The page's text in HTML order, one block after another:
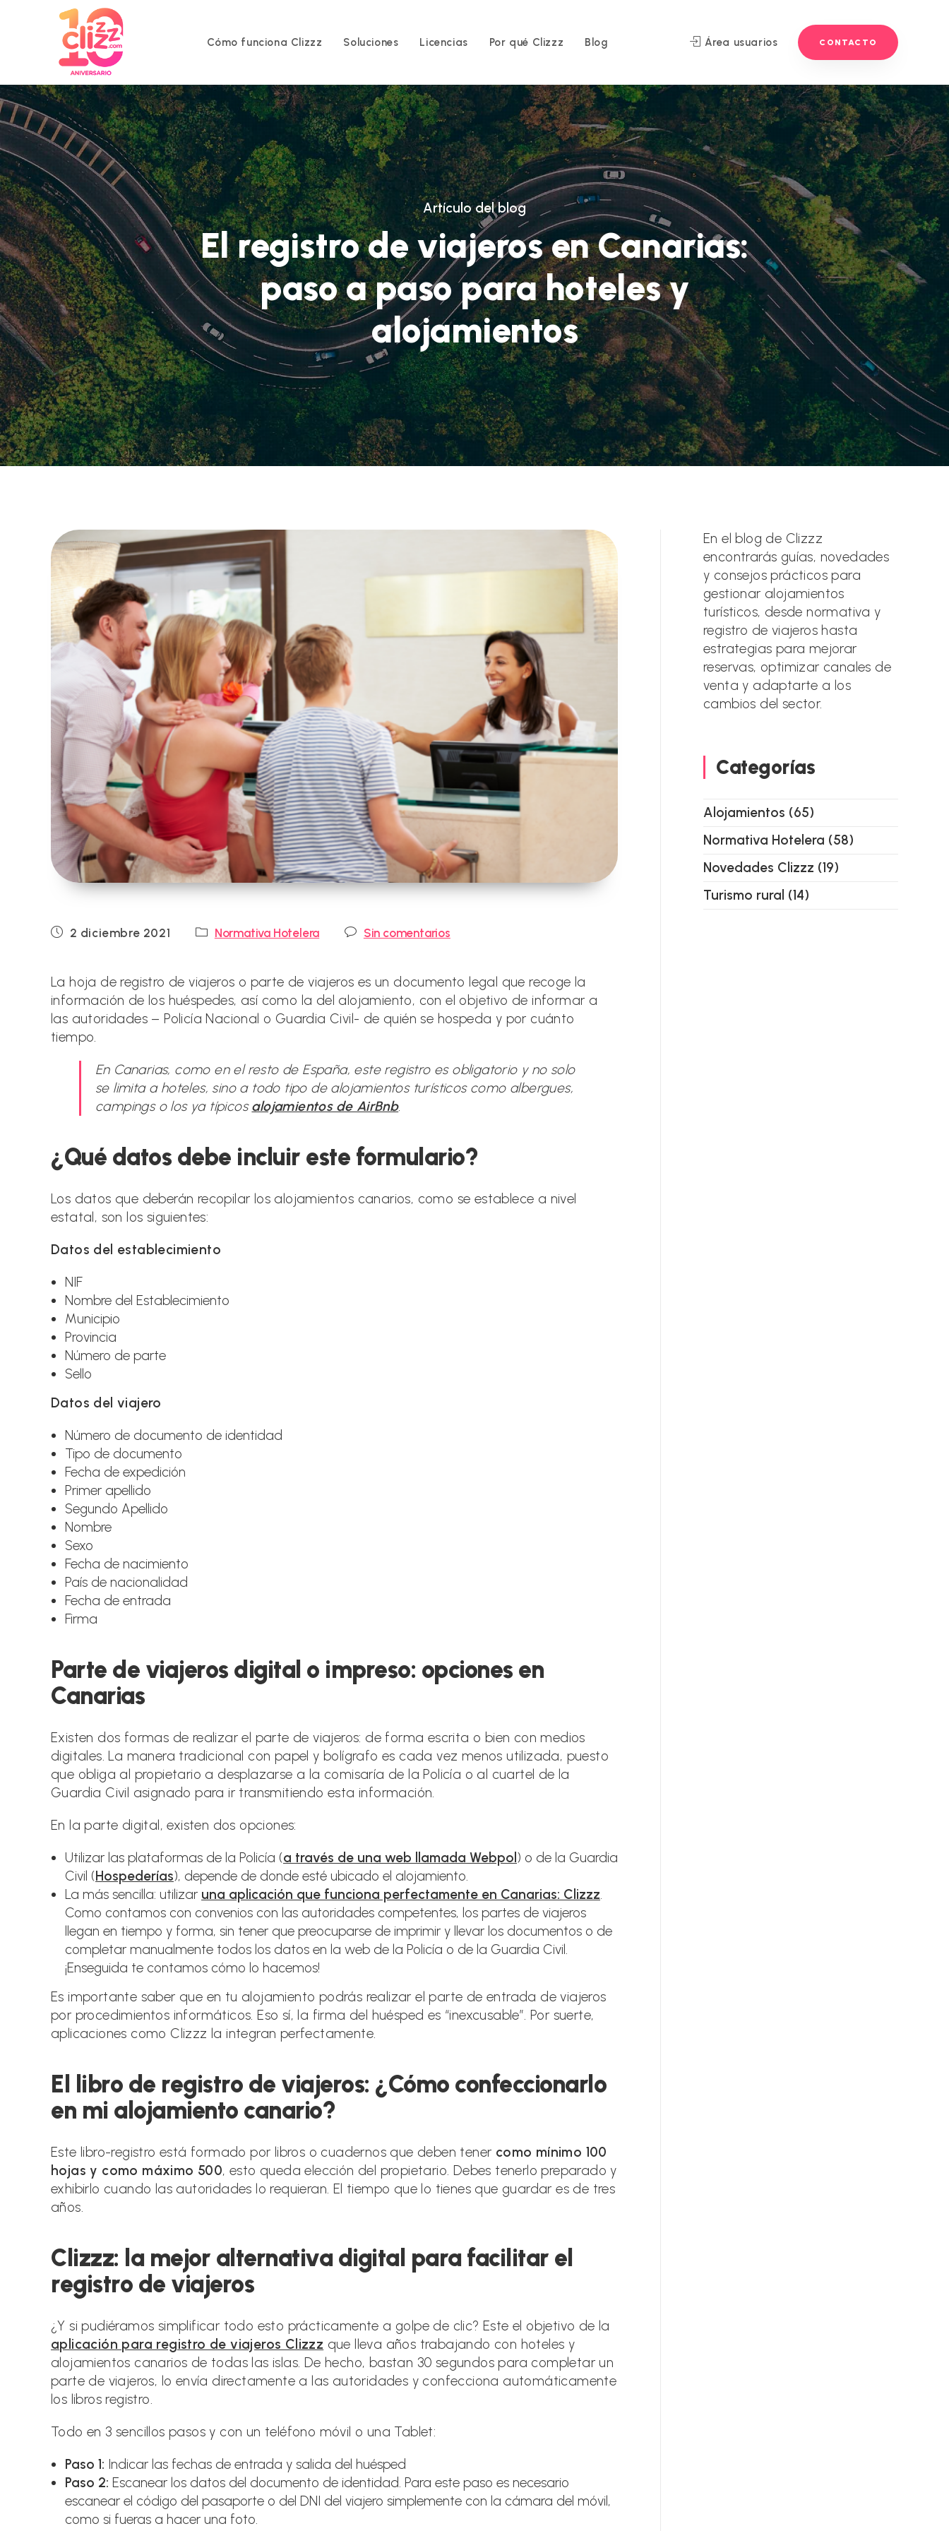
Cómo funciona Clizzz Soluciones Licencias Por qué Clizzz Blog Área usuarios CONTACTO
Artículo del blog
El registro de viajeros en Canarias:
paso a paso para hoteles y
alojamientos
Publicación
2 diciembre 2021
Categoría
Normativa Hotelera
Comentarios
Sin comentarios
La hoja de registro de viajeros o parte de viajeros es un documento legal que recoge la
información de los huéspedes, así como la del alojamiento, con el objetivo de informar a
las autoridades – Policía Nacional o Guardia Civil- de quién se hospeda y por cuánto
tiempo.
En Canarias, como en el resto de España, este registro es obligatorio y no solo
se limita a hoteles, sino a todo tipo de alojamientos turísticos como albergues,
campings o los ya típicosalojamientos de AirBnb.
¿Qué datos debe incluir este formulario?
Los datos que deberán recopilar los alojamientos canarios, como se establece a nivel
estatal, son los siguientes:
Datos del establecimiento
NIF
Nombre del Establecimiento
Municipio
Provincia
Número de parte
Sello
Datos del viajero
Número de documento de identidad
Tipo de documento
Fecha de expedición
Primer apellido
Segundo Apellido
Nombre
Sexo
Fecha de nacimiento
País de nacionalidad
Fecha de entrada
Firma
Parte de viajeros digital o impreso: opciones en
Canarias
Existen dos formas de realizar el parte de viajeros: de forma escrita o bien con medios
digitales. La manera tradicional con papel y bolígrafo es cada vez menos utilizada, puesto
que obliga al propietario a desplazarse a la comisaría de la Policía o al cuartel de la
Guardia Civil asignado para ir transmitiendo esta información.
En la parte digital, existen dos opciones:
Utilizar las plataformas de la Policía (a través de una web llamada Webpol ) o de la Guardia
Civil (Hospederías), depende de donde esté ubicado el alojamiento.
La más sencilla: utilizar una aplicación que funciona perfectamente en Canarias: Clizzz.
Como contamos con convenios con las autoridades competentes, los partes de viajeros
llegan en tiempo y forma, sin tener que preocuparse de imprimir y llevar los documentos o de
completar manualmente todos los datos en la web de la Policía o de la Guardia Civil.
¡Enseguida te contamos cómo lo hacemos!
Es importante saber que en tu alojamiento podrás realizar el parte de entrada de viajeros
por procedimientos informáticos. Eso sí, la firma del huésped es “inexcusable”. Por suerte,
aplicaciones como Clizzz la integran perfectamente.
El libro de registro de viajeros: ¿Cómo confeccionarlo
en mi alojamiento canario?
Este libro-registro está formado por libros o cuadernos que deben tener como mínimo 100
hojas y como máximo 500, esto queda elección del propietario. Debes tenerlo preparado y
exhibirlo cuando las autoridades lo requieran. El tiempo que lo tienes que guardar es de tres
años.
Clizzz: la mejor alternativa digital para facilitar el
registro de viajeros
¿Y si pudiéramos simplificar todo esto prácticamente a golpe de clic? Este el objetivo de la
aplicación para registro de viajeros Clizzz que lleva años trabajando con hoteles y
alojamientos canarios de todas las islas. De hecho, bastan 30 segundos para completar un
parte de viajeros, lo envía directamente a las autoridades y confecciona automáticamente
los libros registro.
Todo en 3 sencillos pasos y con un teléfono móvil o una Tablet:
Paso 1: Indicar las fechas de entrada y salida del huésped
Paso 2: Escanear los datos del documento de identidad. Para este paso es necesario
escanear el código del pasaporte o del DNI del viajero simplemente con la cámara del móvil,
como si fueras a hacer una foto.
En el blog de Clizzz
encontrarás guías, novedades
y consejos prácticos para
gestionar alojamientos
turísticos, desde normativa y
registro de viajeros hasta
estrategias para mejorar
reservas, optimizar canales de
venta y adaptarte a los
cambios del sector.
Categorías
Alojamientos (65)
Normativa Hotelera (58)
Novedades Clizzz (19)
Turismo rural (14)